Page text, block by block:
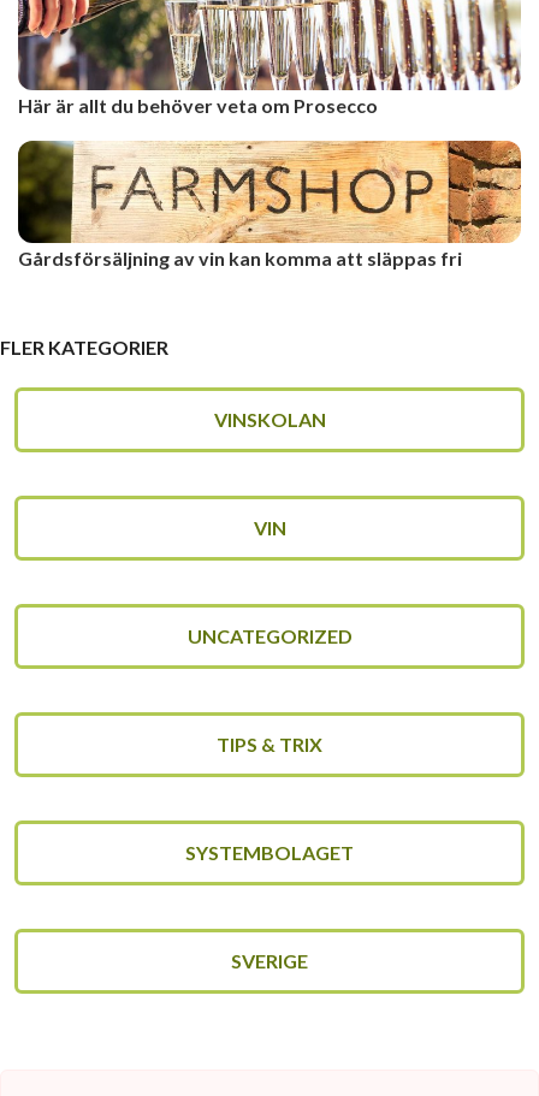
Här är allt du behöver veta om Prosecco
Gårdsförsäljning av vin kan komma att släppas fri
FLER KATEGORIER
VINSKOLAN
VIN
UNCATEGORIZED
TIPS & TRIX
SYSTEMBOLAGET
SVERIGE